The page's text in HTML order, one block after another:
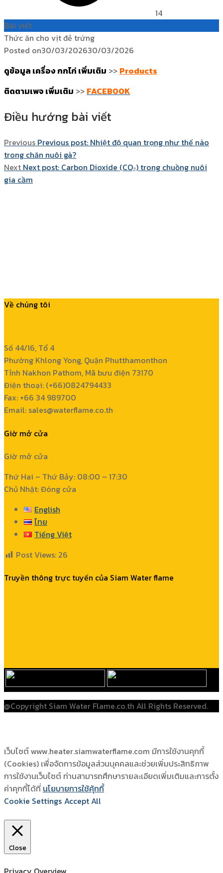
14
Bài viết
Thức ăn cho vịt đẻ trứng
Posted on30/03/202630/03/2026
ดูข้อมูล เครื่อง กกไก่ เพิ่มเติม >> Products
ติดตามเพจ เพิ่มเติม >> FACEBOOK
Điều hướng bài viết
Previous Previous post: Nhiệt độ quan trọng như thế nào
trong chăn nuôi gà?
Next Next post: Carbon Dioxide (CO₂) trong chuồng nuôi
gia cầm
Về chúng tôi
Số 44/16, Tổ 4
Phường Khlong Yong, Quận Phutthamonthon
Tỉnh Nakhon Pathom, Mã bưu điện 73170
Điện thoại: (+66)0824794433
Fax: +66 34 989700
Email: sales@waterflame.co.th
Giờ mở cửa
Giờ mở cửa
Thứ Hai – Thứ Bảy: 08:00 – 17:30
Chủ Nhật: Đóng cửa
English
ไทย
Tiếng Việt
Post Views: 26
Truyền thông trực tuyến của Siam Water flame
@Copyright Siam Water Flame.co.th All Rights Reserved.
เว็บไซต์ www.heater.siamwaterflame.com มีการใช้งานคุกกี้
(Cookies) เพื่อจัดการข้อมูลส่วนบุคคลและช่วยเพิ่มประสิทธิภาพ
การใช้งานเว็บไซต์ ท่านสามารถศึกษารายละเอียดเพิ่มเติมและการตั้ง
ค่าคุกกี้ได้ที่ นโยบายการใช้คุ้กกี้
Cookie Settings Accept All
Close